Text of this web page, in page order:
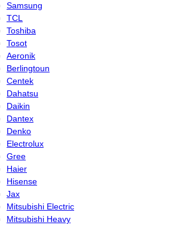
Samsung
TCL
Toshiba
Tosot
Aeronik
Berlingtoun
Centek
Dahatsu
Daikin
Dantex
Denko
Electrolux
Gree
Haier
Hisense
Jax
Mitsubishi Electric
Mitsubishi Heavy